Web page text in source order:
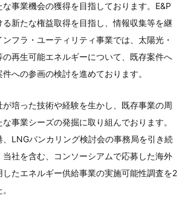
事業機会の獲得を目指しております。E&P
新たな権益取得を目指し、情報収集等を継
フラ・ユーティリティ事業では、太陽光・
の再生可能エネルギーについて、既存案件へ
への参画の検討を進めております。
が培った技術や経験を生かし、既存事業の周
事業シーズの発掘に取り組んでおります。
、LNGバンカリング検討会の事務局を引き続
当社を含む、コンソーシアムで応募した海外
したエネルギー供給事業の実施可能性調査を2